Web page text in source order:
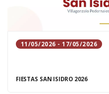
11/05/2026 - 17/05/2026
FIESTAS SAN ISIDRO 2026